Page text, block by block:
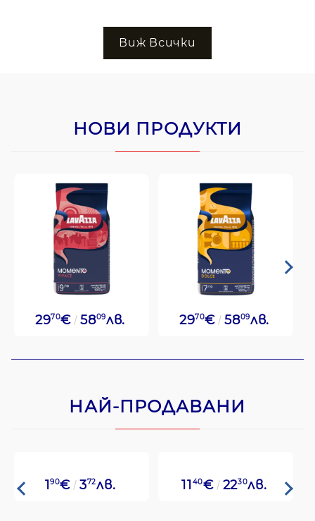
Виж Всички
НОВИ ПРОДУКТИ
2970€ 5809лв. 2970€ 5809лв.
НАЙ-ПРОДАВАНИ
190€ 372лв. 1140€ 2230лв.